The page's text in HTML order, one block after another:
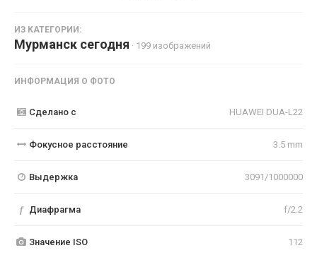
ИЗ КАТЕГОРИИ:
Мурманск сегодня · 199 изображений
ИНФОРМАЦИЯ О ФОТО
Сделано с HUAWEI DUA-L22
Фокусное расстояние 3.5 mm
Выдержка 3091/1000000
f Диафрагма f/2.2
Значение ISO 112